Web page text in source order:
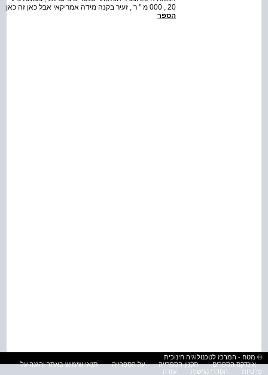
20 , 000 מ " ר , זעיר בקנה מידה אמריקאי אבל כאן זה כאן . פופולרי יותר מהקניונים , פתוח בשבתות , מלא קונים מכל...
הספר
© מטח - המרכז לטכנולוגיה חינוכית
אינדקס הספרים
תקנון הספרייה על הספרייה
תנאי שימוש באתר והגנה על
פרטיות
הסדרי נגישות עזרה